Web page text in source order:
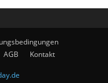
AGB Kontakt